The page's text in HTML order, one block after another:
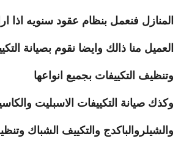
المنازل فنعمل بنظام عقود سنويه اذا
العميل منا ذالك وايضا نقوم بصيانة
وتنظيف التكييفات بجميع انواعها
وكذك صيانة التكييفات الاسبليت
والشيلروالباكدج والتكييف الشباك